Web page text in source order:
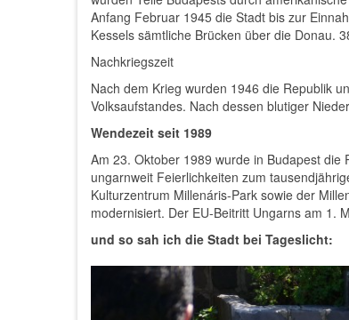
Anfang Februar 1945 die Stadt bis zur
Kessels sämtliche Brücken über die Donau.
Nachkriegszeit
Nach dem Krieg wurden 1946 die Republik
Volksaufstandes. Nach dessen blutiger
Wendezeit seit 1989
Am 23. Oktober 1989 wurde in Budapest
ungarnweit Feierlichkeiten zum
Kulturzentrum Millenáris-Park sowie der
modernisiert. Der EU-Beitritt Ungarns am 1.
und so sah ich die Stadt bei Tageslicht: